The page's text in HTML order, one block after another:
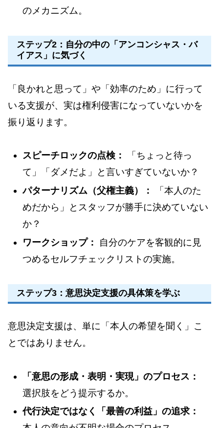
のメカニズム。
ステップ2：自分の中の「アンコンシャス・バ
イアス」に気づく
「良かれと思って」や「効率のため」に行って
いる支援が、実は権利侵害になっていないかを
振り返ります。
スピーチロックの点検：
「ちょっと待っ
て」「ダメだよ」と言いすぎていないか？
パターナリズム（父権主義）：
「本人のた
めだから」とスタッフが勝手に決めていない
か？
ワークショップ：
自分のケアを客観的に見
つめるセルフチェックリストの実施。
ステップ3：意思決定支援の具体策を学ぶ
意思決定支援は、単に「本人の希望を聞く」こ
とではありません。
「意思の形成・表明・実現」のプロセス：
選択肢をどう提示するか。
代行決定ではなく「最善の利益」の追求：